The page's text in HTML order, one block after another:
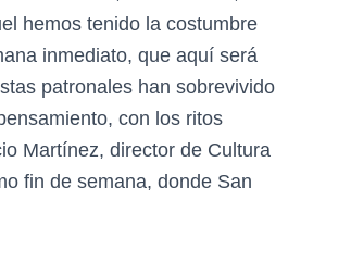
hemos tenido la costumbre
inmediato, que aquí será
patronales han sobrevivido
con los ritos
Martínez, director de Cultura
fin de semana, donde San